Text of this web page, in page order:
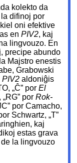
kolekto da
difinoj por
oni efektive
enPIV2, kaj
lingvouzo. En
precipe abundo
Majstro enestis
Grabowski
PIV2 aldoniĝis
, „Ĉ” porEl
, „RG” porRok-
por Camacho,
Schwartz, „T”
kaj
estas grava
la lingvouzo